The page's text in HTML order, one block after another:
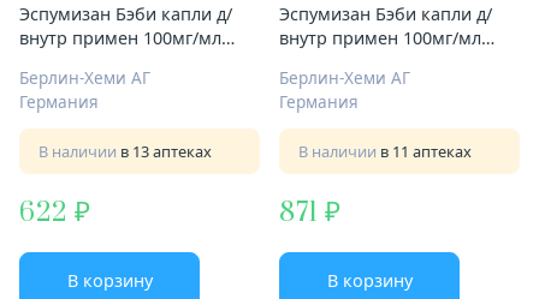
Эспумизан Бэби капли д/
внутр примен 100мг/мл
Берлин-Хеми АГ
Германия
В наличии в 13 аптеках
622
В корзину
Эспумизан Бэби капли д/
внутр примен 100мг/мл
Берлин-Хеми АГ
Германия
В наличии в 11 аптеках
871
В корзину